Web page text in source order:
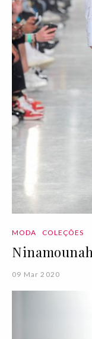
MODA COLEÇÕES
09 Mar 2020